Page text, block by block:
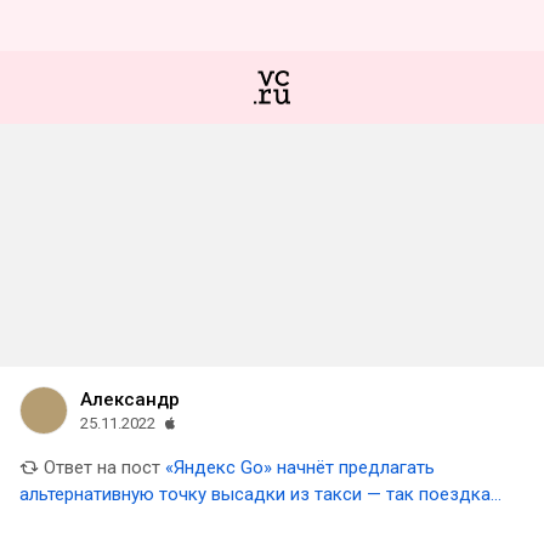
Александр
25.11.2022
Ответ на пост «Яндекс Go» начнёт предлагать
альтернативную точку высадки из такси — так поездка